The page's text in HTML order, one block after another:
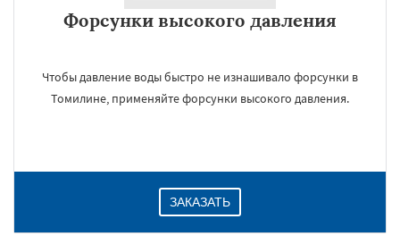
Форсунки высокого давления
Чтобы давление воды быстро не изнашивало форсунки в
Томилине, применяйте форсунки высокого давления.
ЗАКАЗАТЬ